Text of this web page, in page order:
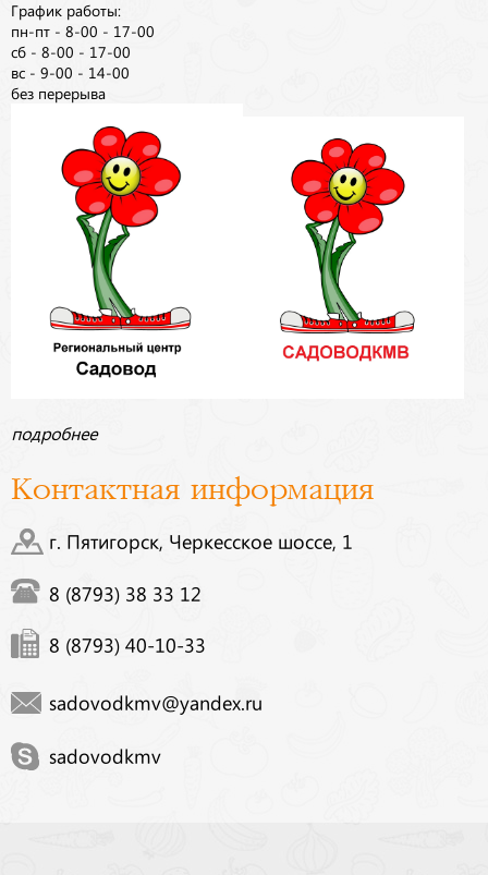
График работы:
пн-пт - 8-00 - 17-00
сб - 8-00 - 17-00
вс - 9-00 - 14-00
без перерыва
подробнее
Контактная информация
г. Пятигорск, Черкесское шоссе, 1
8 (8793) 38 33 12
8 (8793) 40-10-33
sadovodkmv@yandex.ru
sadovodkmv